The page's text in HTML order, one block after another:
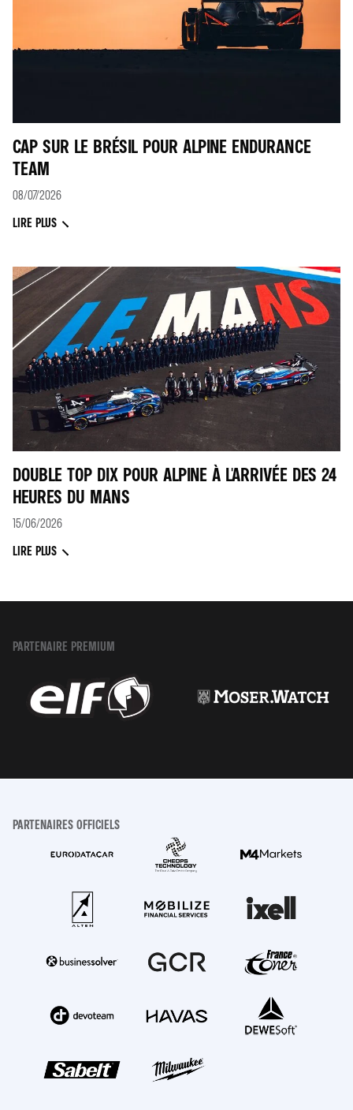
CAP SUR LE BRÉSIL POUR ALPINE ENDURANCE
TEAM
08/07/2026
LIRE PLUS
DOUBLE TOP DIX POUR ALPINE À L'ARRIVÉE DES 24
HEURES DU MANS
15/06/2026
LIRE PLUS
PARTENAIRE PREMIUM
PARTENAIRES OFFICIELS